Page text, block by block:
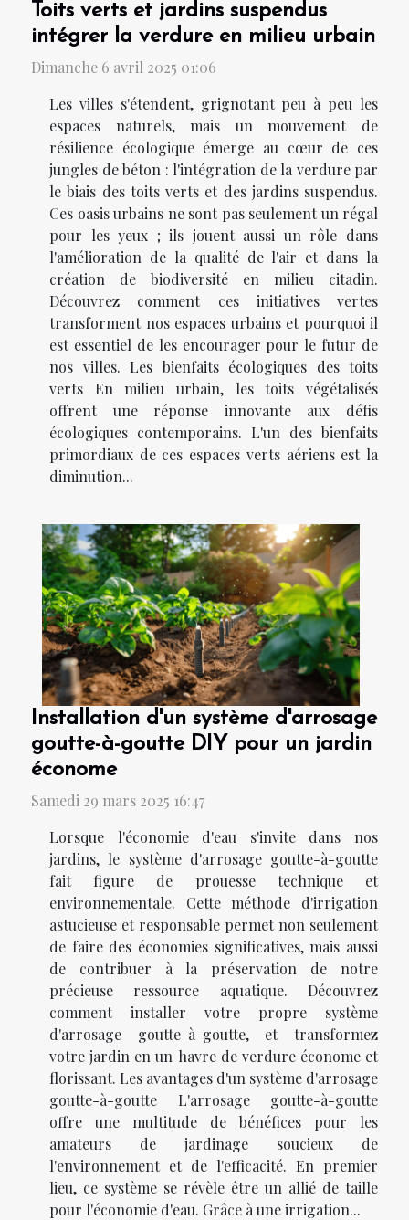
Toits verts et jardins suspendus
intégrer la verdure en milieu urbain
Dimanche 6 avril 2025 01:06
Les villes s'étendent, grignotant peu à peu les
espaces naturels, mais un mouvement de
résilience écologique émerge au cœur de ces
jungles de béton : l'intégration de la verdure par
le biais des toits verts et des jardins suspendus.
Ces oasis urbains ne sont pas seulement un régal
pour les yeux ; ils jouent aussi un rôle dans
l'amélioration de la qualité de l'air et dans la
création de biodiversité en milieu citadin.
Découvrez comment ces initiatives vertes
transforment nos espaces urbains et pourquoi il
est essentiel de les encourager pour le futur de
nos villes. Les bienfaits écologiques des toits
verts En milieu urbain, les toits végétalisés
offrent une réponse innovante aux défis
écologiques contemporains. L'un des bienfaits
primordiaux de ces espaces verts aériens est la
diminution...
Installation d'un système d'arrosage
goutte-à-goutte DIY pour un jardin
économe
Samedi 29 mars 2025 16:47
Lorsque l'économie d'eau s'invite dans nos
jardins, le système d'arrosage goutte-à-goutte
fait figure de prouesse technique et
environnementale. Cette méthode d'irrigation
astucieuse et responsable permet non seulement
de faire des économies significatives, mais aussi
de contribuer à la préservation de notre
précieuse ressource aquatique. Découvrez
comment installer votre propre système
d'arrosage goutte-à-goutte, et transformez
votre jardin en un havre de verdure économe et
florissant. Les avantages d'un système d'arrosage
goutte-à-goutte L'arrosage goutte-à-goutte
offre une multitude de bénéfices pour les
amateurs de jardinage soucieux de
l'environnement et de l'efficacité. En premier
lieu, ce système se révèle être un allié de taille
pour l'économie d'eau. Grâce à une irrigation...